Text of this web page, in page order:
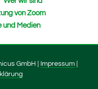
von Zoom
und Medien
GmbH | Impressum|